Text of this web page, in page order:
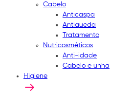
Cabelo
Anticaspa
Antiqueda
Tratamento
Nutricosméticos
Anti-idade
Cabelo e unha
Higiene